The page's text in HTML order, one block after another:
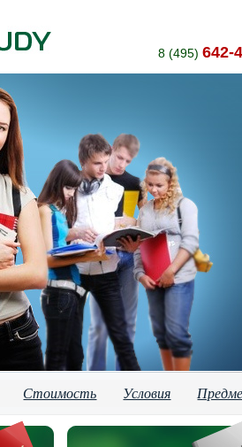
8 (495) 642-
Стоимость Условия